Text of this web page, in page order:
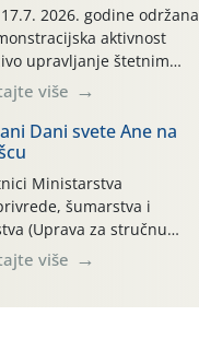
se ne prihvaća.
je osiguran
povrat prazne
isključivo ovih tvrtki:
MAKS, AGRONOM,
TKI* (PINUS […]
2026. godine održana
aktivnost
upravljanje štetnim
prema načelima
zaštite pri uzgoju
na pokusnom polju
kraj naselja Belica
parcela ID 2445031)
dio Međimurske
više
Dani svete Ane na
Ministarstva
šumarstva i
(Uprava za stručnu
razvoju poljoprivrede)
su na tradicionalnom
više